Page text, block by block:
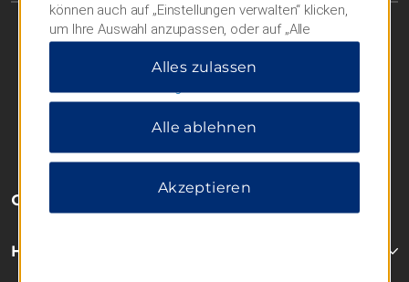
OUR BRANDS
Hotels by Wyndham
können auch auf „Einstellungen verwalten“ klicken,
um Ihre Auswahl anzupassen, oder auf „Alle
ablehnen“, um nur wichtige Cookies zuzulassen.
Weitere Informationen finden Sie in unserer
Alles zulassen
Alle ablehnen
Akzeptieren